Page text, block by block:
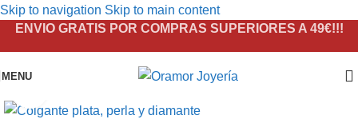
Skip to navigation Skip to main content
ENVIO GRATIS POR COMPRAS SUPERIORES A 49€!!!
MENU